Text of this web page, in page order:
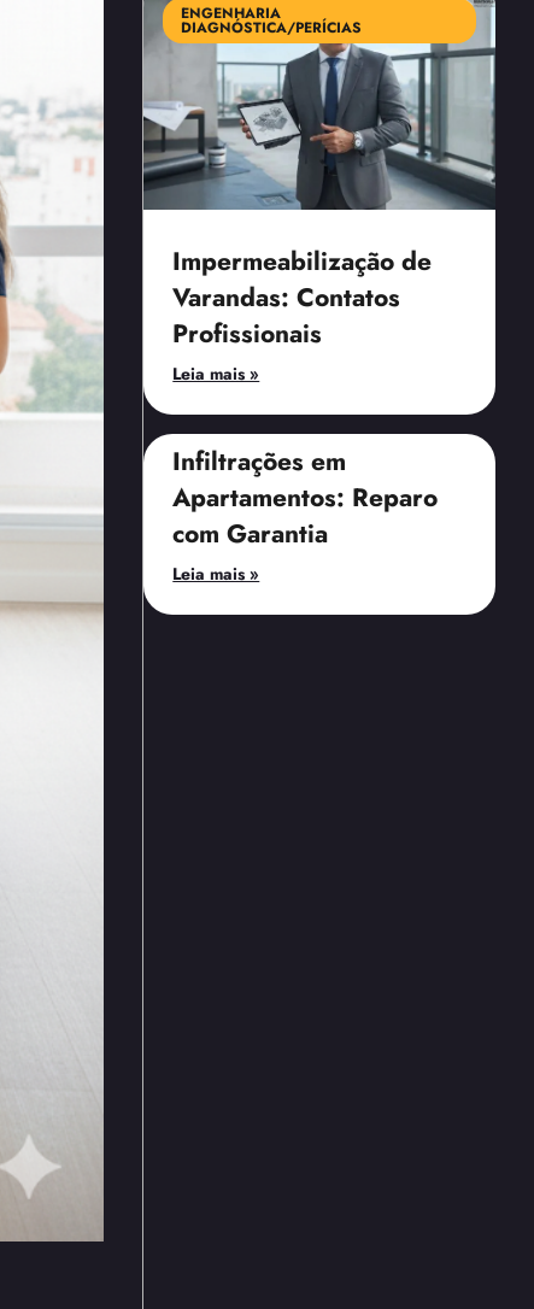
ENGENHARIA
DIAGNÓSTICA/PERÍCIAS
Impermeabilização de
Varandas: Contatos
Profissionais
Leia mais »
Infiltrações em
Apartamentos: Reparo
com Garantia
Leia mais »